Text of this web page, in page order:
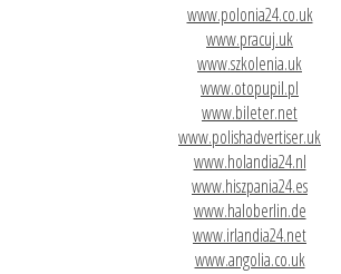
www.polonia24.co.uk
www.pracuj.uk
www.szkolenia.uk
www.otopupil.pl
www.bileter.net
www.polishadvertiser.uk
www.holandia24.nl
www.hiszpania24.es
www.haloberlin.de
www.irlandia24.net
www.angolia.co.uk